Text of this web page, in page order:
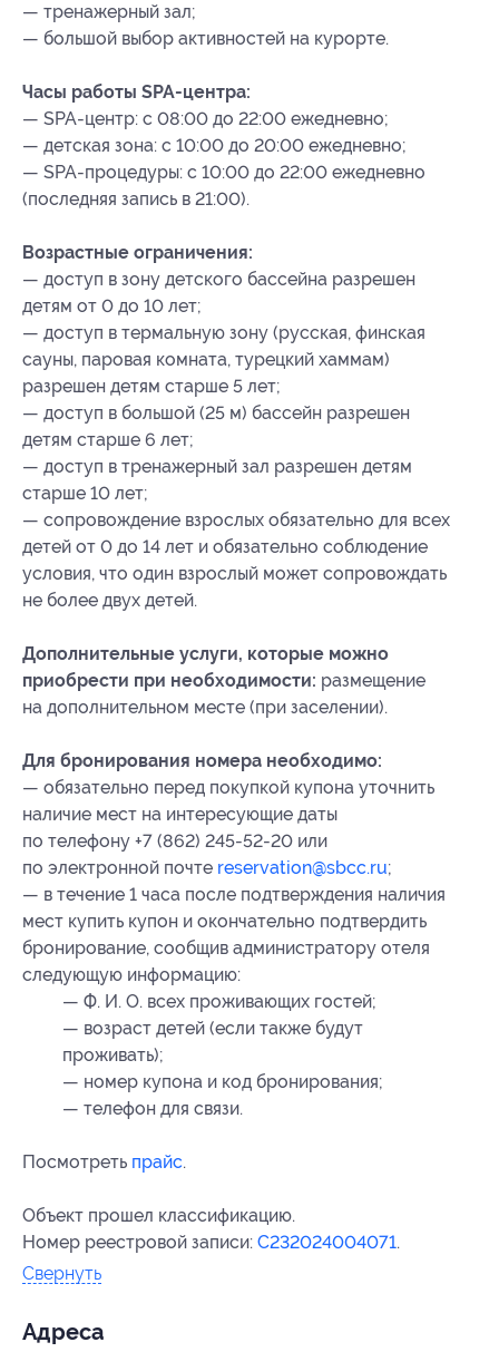
— тренажерный зал;
— большой выбор активностей на курорте.
Часы работы SPA-центра:
— SPA-центр: c 08:00 до 22:00 ежедневно;
— детская зона: с 10:00 до 20:00 ежедневно;
— SPA-процедуры: с 10:00 до 22:00 ежедневно
(последняя запись в 21:00).
Возрастные ограничения:
— доступ в зону детского бассейна разрешен
детям от 0 до 10 лет;
— доступ в термальную зону (русская, финская
сауны, паровая комната, турецкий хаммам)
разрешен детям старше 5 лет;
— доступ в большой (25 м) бассейн разрешен
детям старше 6 лет;
— доступ в тренажерный зал разрешен детям
старше 10 лет;
— сопровождение взрослых обязательно для всех
детей от 0 до 14 лет и обязательно соблюдение
условия, что один взрослый может сопровождать
не более двух детей.
Дополнительные услуги, которые можно
приобрести при необходимости: размещение
на дополнительном месте (при заселении).
Для бронирования номера необходимо:
— обязательно перед покупкой купона уточнить
наличие мест на интересующие даты
по телефону +7 (862) 245-52-20 или
по электронной почте reservation@sbcc.ru;
— в течение 1 часа после подтверждения наличия
мест купить купон и окончательно подтвердить
бронирование, сообщив администратору отеля
следующую информацию:
— Ф. И. О. всех проживающих гостей;
— возраст детей (если также будут
проживать);
— номер купона и код бронирования;
— телефон для связи.
Посмотреть прайс.
Объект прошел классификацию.
Номер реестровой записи: С232024004071.
Свернуть
Адресa